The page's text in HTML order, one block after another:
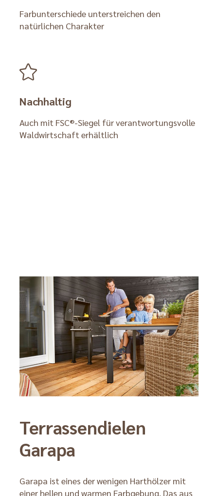
Farbunterschiede unterstreichen den
natürlichen Charakter
Nachhaltig
Auch mit FSC®-Siegel für verantwortungsvolle
Waldwirtschaft erhältlich
Terrassendielen
Garapa
Garapa ist eines der wenigen Harthölzer mit
einer hellen und warmen Farbgebung. Das aus